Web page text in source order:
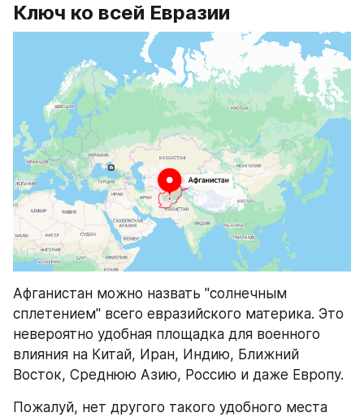
Ключ ко всей Евразии
Афганистан можно назвать "солнечным
сплетением" всего евразийского материка. Это
невероятно удобная площадка для военного
влияния на Китай, Иран, Индию, Ближний
Восток, Среднюю Азию, Россию и даже Европу.
Пожалуй, нет другого такого удобного места